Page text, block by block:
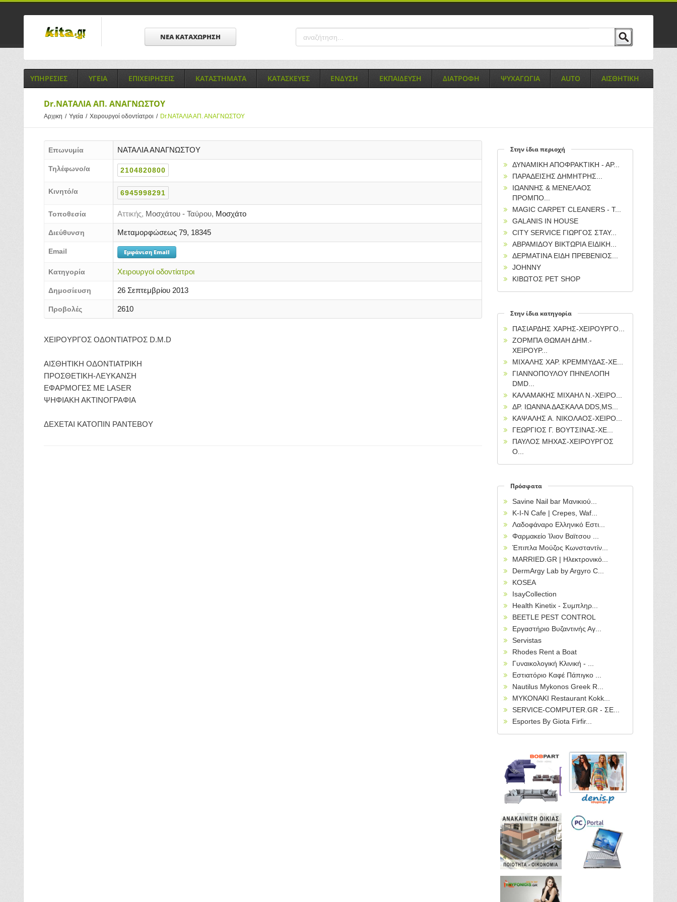
ΝΕΑ ΚΑΤΑΧΩΡΗΣΗ
ΥΠΗΡΕΣΙΕΣ ΥΓΕΙΑ ΕΠΙΧΕΙΡΗΣΕΙΣ ΚΑΤΑΣΤΗΜΑΤΑ ΚΑΤΑΣΚΕΥΕΣ ΕΝΔΥΣΗ ΕΚΠΑΙΔΕΥΣΗ ΔΙΑΤΡΟΦΗ ΨΥΧΑΓΩΓΙΑ AUTO ΑΙΣΘΗΤΙΚΗ
Dr.ΝΑΤΑΛΙΑ ΑΠ. ΑΝΑΓΝΩΣΤΟΥ
Αρχικη / Υγεία / Χειρουργοί οδοντίατροι / Dr.ΝΑΤΑΛΙΑ ΑΠ. ΑΝΑΓΝΩΣΤΟΥ
Επωνυμία ΝΑΤΑΛΙΑ ΑΝΑΓΝΩΣΤΟΥ
Τηλέφωνο/α 2104820800
Κινητό/α 6945998291
Τοποθεσία Αττικής, Μοσχάτου - Ταύρου, Μοσχάτο
Διεύθυνση Μεταμορφώσεως 79, 18345
Email Εμφάνιση Email
Κατηγορία Χειρουργοί οδοντίατροι
Δημοσίευση 26 Σεπτεμβρίου 2013
Προβολές 2610
ΧΕΙΡΟΥΡΓΟΣ ΟΔΟΝΤΙΑΤΡΟΣ D.M.D
ΑΙΣΘΗΤΙΚΗ ΟΔΟΝΤΙΑΤΡΙΚΗ
ΠΡΟΣΘΕΤΙΚΗ-ΛΕΥΚΑΝΣΗ
ΕΦΑΡΜΟΓΕΣ ΜΕ LASER
ΨΗΦΙΑΚΗ ΑΚΤΙΝΟΓΡΑΦΙΑ
ΔΕΧΕΤΑΙ ΚΑΤΟΠΙΝ ΡΑΝΤΕΒΟΥ
Στην ίδια περιοχή
ΔΥΝΑΜΙΚΗ ΑΠΟΦΡΑΚΤΙΚΗ - ΑΡ...
ΠΑΡΑΔΕΙΣΗΣ ΔΗΜΗΤΡΗΣ...
ΙΩΑΝΝΗΣ & ΜΕΝΕΛΑΟΣ
ΠΡΟΜΠΟ...
MAGIC CARPET CLEANERS - T...
GALANIS IN HOUSE
CITY SERVICE ΓΙΩΡΓΟΣ ΣΤΑΥ...
ΑΒΡΑΜΙΔΟΥ ΒΙΚΤΩΡΙΑ ΕΙΔΙΚΗ...
ΔΕΡΜΑΤΙΝΑ ΕΙΔΗ ΠΡΕΒΕΝΙΟΣ...
JOHNNY
ΚΙΒΩΤΟΣ PET SHOP
Στην ίδια κατηγορία
ΠΑΣΙΑΡΔΗΣ ΧΑΡΗΣ-ΧΕΙΡΟΥΡΓΟ...
ΖΟΡΜΠΑ ΘΩΜΑΗ ΔΗΜ.-
ΧΕΙΡΟΥΡ...
ΜΙΧΑΛΗΣ ΧΑΡ. ΚΡΕΜΜΥΔΑΣ-ΧΕ...
ΓΙΑΝΝΟΠΟΥΛΟΥ ΠΗΝΕΛΟΠΗ
DMD...
ΚΑΛΑΜΑΚΗΣ ΜΙΧΑΗΛ Ν.-ΧΕΙΡΟ...
ΔΡ. ΙΩΑΝΝΑ ΔΑΣΚΑΛΑ DDS,MS...
ΚΑΨΑΛΗΣ Α. ΝΙΚΟΛΑΟΣ-ΧΕΙΡΟ...
ΓΕΩΡΓΙΟΣ Γ. ΒΟΥΤΣΙΝΑΣ-ΧΕ...
ΠΑΥΛΟΣ ΜΗΧΑΣ-ΧΕΙΡΟΥΡΓΟΣ
Ο...
Πρόσφατα
Savine Nail bar Μανικιού...
Κ-Ι-Ν Cafe | Crepes, Waf...
Λαδοφάναρο Ελληνικό Εστι...
Φαρμακείο Ίλιον Βαϊτσου ...
Έπιπλα Μούζος Κωνσταντίν...
MARRIED.GR | Ηλεκτρονικό...
DermArgy Lab by Argyro C...
KOSEA
IsayCollection
Health Kinetix - Συμπληρ...
BEETLE PEST CONTROL
Εργαστήριο Βυζαντινής Αγ...
Servistas
Rhodes Rent a Boat
Γυναικολογική Κλινική - ...
Εστιατόριο Καφέ Πάπιγκο ...
Nautilus Mykonos Greek R...
MYKONAKI Restaurant Kokk...
SERVICE-COMPUTER.GR - ΣΕ...
Esportes By Giota Firfir...